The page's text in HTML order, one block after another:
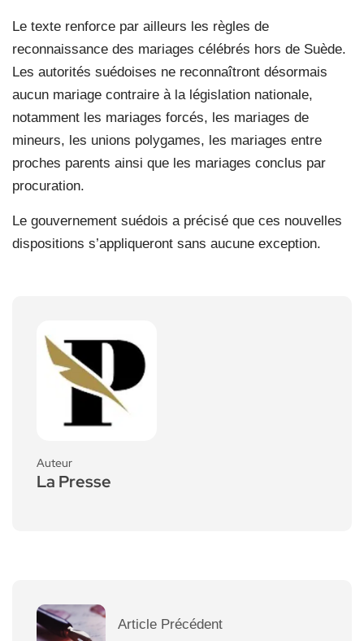
Le texte renforce par ailleurs les règles de
reconnaissance des mariages célébrés hors de Suède.
Les autorités suédoises ne reconnaîtront désormais
aucun mariage contraire à la législation nationale,
notamment les mariages forcés, les mariages de
mineurs, les unions polygames, les mariages entre
proches parents ainsi que les mariages conclus par
procuration.
Le gouvernement suédois a précisé que ces nouvelles
dispositions s’appliqueront sans aucune exception.
Auteur
La Presse
Article Précédent